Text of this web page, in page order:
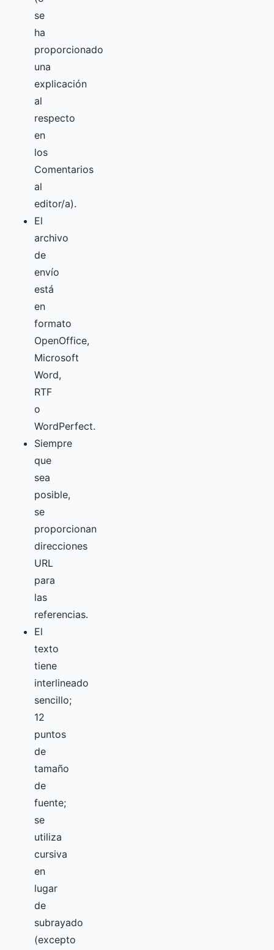
se
ha
proporcionado
una
explicación
al
respecto
en
los
Comentarios
al
editor/a).
El
archivo
de
envío
está
en
formato
OpenOffice,
Microsoft
Word,
RTF
o
WordPerfect.
Siempre
que
sea
posible,
se
proporcionan
direcciones
URL
para
las
referencias.
El
texto
tiene
interlineado
sencillo;
12
puntos
de
tamaño
de
fuente;
se
utiliza
cursiva
en
lugar
de
subrayado
(excepto